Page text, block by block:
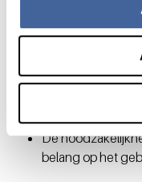
verwacht. Bij een
wij dit om het zo
wij dit in bepaalde
verwerken van
doen wij op basis van:
Jouw
Een wettelijke
De
belang op het